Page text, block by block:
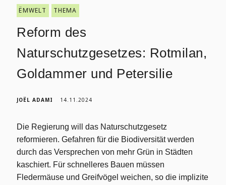
ËMWELT THEMA
Reform des
Naturschutzgesetzes: Rotmilan,
Goldammer und Petersilie
JOËL ADAMI 14.11.2024
Die Regierung will das Naturschutzgesetz
reformieren. Gefahren für die Biodiversität werden
durch das Versprechen von mehr Grün in Städten
kaschiert. Für schnelleres Bauen müssen
Fledermäuse und Greifvögel weichen, so die implizite